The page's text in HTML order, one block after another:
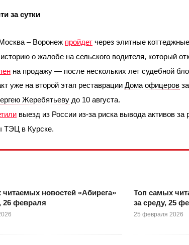
за сутки
– Воронеж пройдет через элитные
о жалобе на сельского водителя, который
на продажу — после нескольких лет судебной
уже на второй этап реставрации Дома офицеров
Жеребятьеву до 10 августа.
выезд из России из-за риска вывода активов за
ТЭЦ в Курске.
новостей «Абирега»
26 февраля
Топ самых
за среду, 25
25 февраля 2026